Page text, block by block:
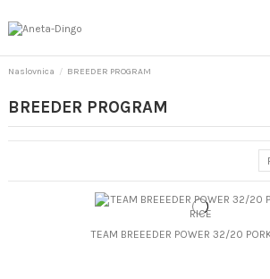
Naslovnica BREEDER PROGRAM
BREEDER PROGRAM
TEAM BREEEDER POWER 32/20